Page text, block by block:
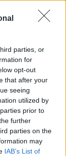
parties, or
for
opt-out
that after your
seeing
utilized by
prior to
further
parties on the
may
IAB’s List of
[μελέτη]
και